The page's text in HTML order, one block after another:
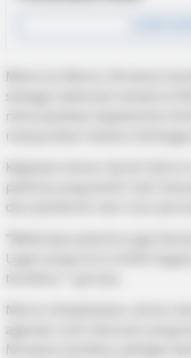
Menurut Maria, Nirwana
sebagai destinasi wisata di
masyarakat melalui berbagai
Kegiatan donor darah tahun
peserta yang terdiri dari
dan pendonor dari luar
“Beberapa peserta juga
Lagoi yang turut ambil
tersebut,” ujarnya.
Maria menjelaskan, donor
agenda rutin tahunan yang